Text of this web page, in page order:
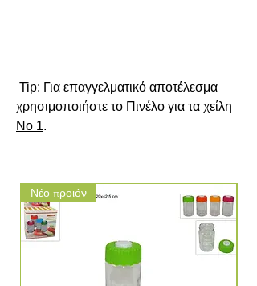
Tip: Για επαγγελματικό αποτέλεσμα
χρησιμοποιήστε το Πινέλο για τα χείλη
Νο 1.
Νέο προιόν